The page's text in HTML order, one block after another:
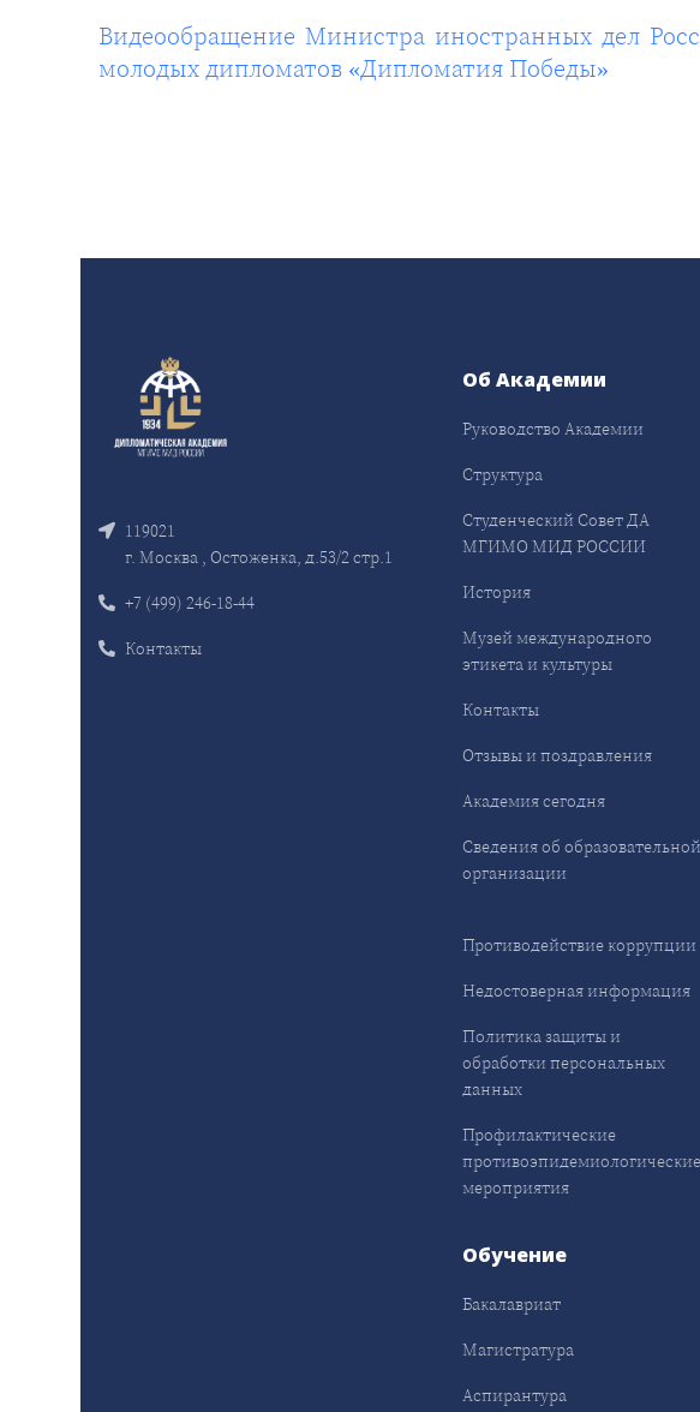
Видеообращение Министра иностранных дел
молодых дипломатов «Дипломатия Победы»
119021
г. Москва , Остоженка, д.53/2 стр.1
+7 (499) 246-18-44
Контакты
Об Академии
Руководство Академии
Структура
Студенческий Совет ДА
МГИМО МИД РОССИИ
История
Музей международного
этикета и культуры
Контакты
Отзывы и поздравления
Академия сегодня
Сведения об образовательной
организации
Противодействие коррупции
Недостоверная информация
Политика защиты и
обработки персональных
данных
Профилактические
противоэпидемиологические
мероприятия
Обучение
Бакалавриат
Магистратура
Аспирантура